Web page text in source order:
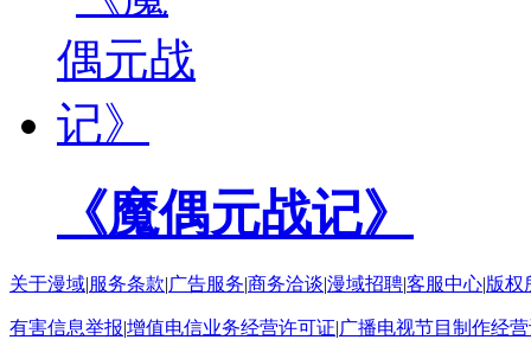
《魔偶元战记》
关于漫域|服务条款|广告服务|商务洽谈|漫域招聘|客服中心|版权
有害信息举报|增值电信业务经营许可证|广播电视节目制作经